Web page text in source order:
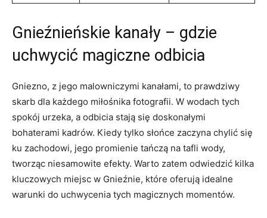
Gnieźnieńskie kanały – gdzie
uchwycić magiczne odbicia
Gniezno, z jego⁢ malowniczymi kanałami, to prawdziwy
skarb dla​ każdego miłośnika fotografii.⁢ W wodach tych​
spokój ⁣urzeka, a odbicia stają się doskonałymi​
bohaterami kadrów.​ Kiedy tylko słońce‌ zaczyna chylić się
ku‌ zachodowi, jego ‍promienie tańczą na tafli wody,
tworząc niesamowite efekty. ‍Warto zatem odwiedzić kilka
kluczowych ⁣miejsc w Gnieźnie, które oferują idealne​
warunki do uchwycenia ‌tych magicznych momentów.